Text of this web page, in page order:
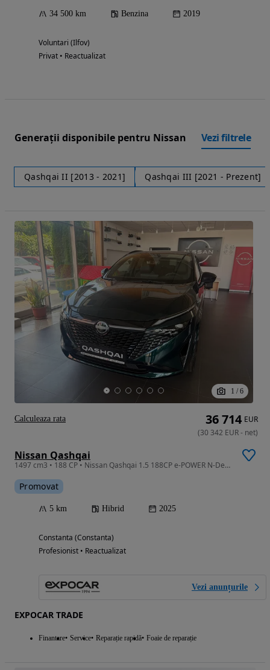
34 500 km Benzina 2019
Voluntari (Ilfov)
Privat • Reactualizat
Generații disponibile pentru Nissan Vezi filtrele
Qashqai II [2013 - 2021] Qashqai III [2021 - Prezent]
1 / 6
Nissan Qashqai
1497 cm3 • 188 CP • Nissan Qashqai 1.5 188CP e-POWER N-Design
Promovat
5 km Hibrid 2025
Constanta (Constanta)
Profesionist • Reactualizat
Vezi anunțurile
EXPOCAR TRADE
Finantare Service Reparație rapidă Foaie de reparație
36 714 EUR
(30 342 EUR- net)
Calculeaza rata